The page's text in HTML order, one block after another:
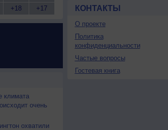
+18
+17
климата
очень
охватили
КОНТАКТЫ
О проекте
Политика
конфиденциальности
Частые вопросы
Гостевая книга